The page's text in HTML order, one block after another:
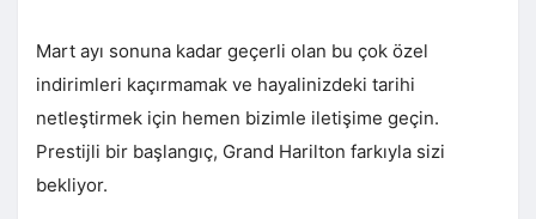
Mart ayı sonuna kadar geçerli olan bu çok özel
indirimleri kaçırmamak ve hayalinizdeki tarihi
netleştirmek için hemen bizimle iletişime geçin.
Prestijli bir başlangıç, Grand Harilton farkıyla sizi
bekliyor.